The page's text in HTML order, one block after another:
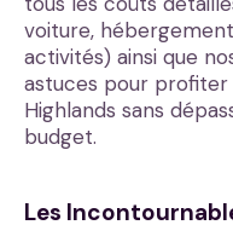
voiture,
activités) ainsi que
astuces pour profiter
Highlands sans
budget.
Les